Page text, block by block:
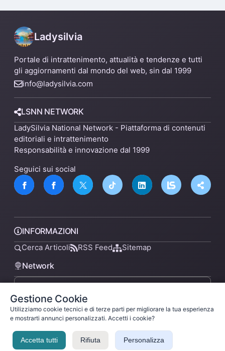
Gestione Cookie
Utilizziamo cookie tecnici e di terze parti per migliorare la tua esperienza
e mostrarti annunci personalizzati. Accetti i cookie?
Accetta tutti Rifiuta Personalizza
Ladysilvia
Portale di intrattenimento, attualità e tendenze e tutti
gli aggiornamenti dal mondo del web, sin dal 1999
info@ladysilvia.com
LSNN NETWORK
LadySilvia National Network - Piattaforma di contenuti
editoriali e intrattenimento
Responsabilità e innovazione dal 1999
Seguici sui social
INFORMAZIONI
Cerca Articoli RSS Feed Sitemap
Network
lsnn.net
Privacy PolicyTermini di ServizioLicenza